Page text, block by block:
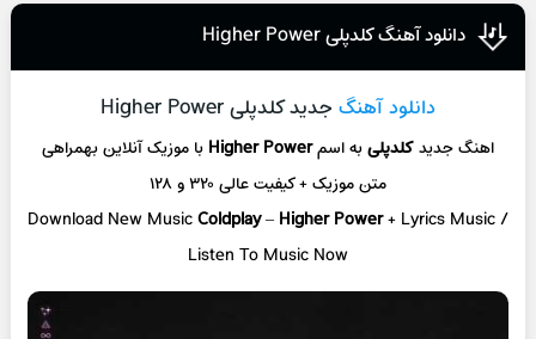
دانلود آهنگ کلدپلی Higher Power
دانلود آهنگ جدید کلدپلی Higher Power
اهنگ جدیدکلدپلیبه اسمHigher Power با موزیک آنلاینبهمراهی
متن موزیک + کیفیت عالی ۳۲۰ و ۱۲۸
Download New MusicColdplay– Higher Power+ Lyrics Music /
Listen To Music Now